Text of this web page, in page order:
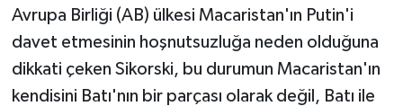
Avrupa Birliği (AB) ülkesi Macaristan'ın Putin'i
davet etmesinin hoşnutsuzluğa neden olduğuna
dikkati çeken Sikorski, bu durumun Macaristan'ın
kendisini Batı'nın bir parçası olarak değil, Batı ile